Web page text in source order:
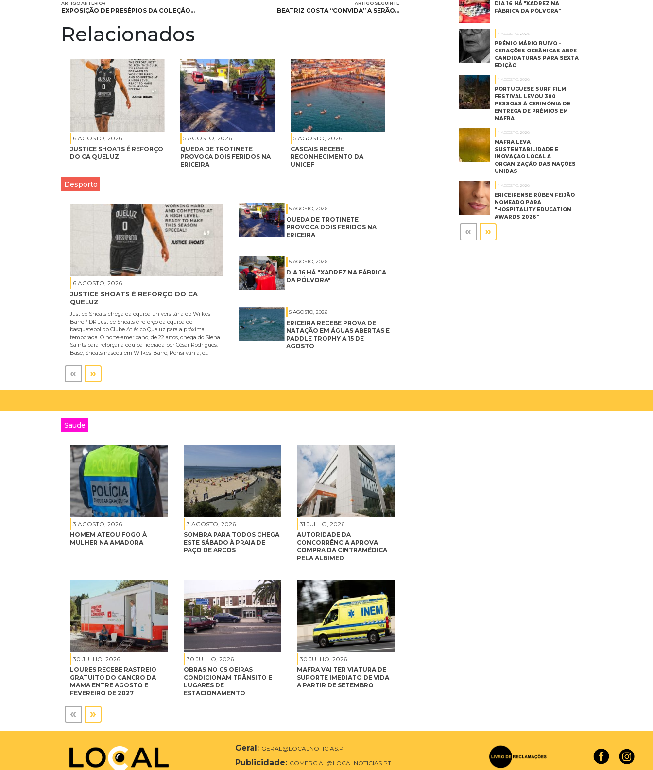
ARTIGO ANTERIOR
EXPOSIÇÃO DE PRESÉPIOS DA COLEÇÃO…
ARTIGO SEGUINTE
BEATRIZ COSTA “CONVIDA” A SERÃO…
Relacionados
6 AGOSTO, 2026
JUSTICE SHOATS É REFORÇO
DO CA QUELUZ
5 AGOSTO, 2026
QUEDA DE TROTINETE
PROVOCA DOIS FERIDOS NA
ERICEIRA
5 AGOSTO, 2026
CASCAIS RECEBE
RECONHECIMENTO DA
UNICEF
Desporto
6 AGOSTO, 2026
JUSTICE SHOATS É REFORÇO DO CA
QUELUZ
Justice Shoats chega da equipa universitária do Wilkes-
Barre / DR Justice Shoats é reforço da equipa de
basquetebol do Clube Atlético Queluz para a próxima
temporada. O norte-americano, de 22 anos, chega do Siena
Saints para reforçar a equipa liderada por César Rodrigues.
Base, Shoats nasceu em Wilkes-Barre, Pensilvânia, e…
5 AGOSTO, 2026
QUEDA DE TROTINETE
PROVOCA DOIS FERIDOS NA
ERICEIRA
5 AGOSTO, 2026
DIA 16 HÁ "XADREZ NA FÁBRICA
DA PÓLVORA"
5 AGOSTO, 2026
ERICEIRA RECEBE PROVA DE
NATAÇÃO EM ÁGUAS ABERTAS E
PADDLE TROPHY A 15 DE
AGOSTO
« »
DIA 16 HÁ "XADREZ NA
FÁBRICA DA PÓLVORA"
4 AGOSTO, 2026
PRÉMIO MÁRIO RUIVO –
GERAÇÕES OCEÂNICAS ABRE
CANDIDATURAS PARA SEXTA
EDIÇÃO
4 AGOSTO, 2026
PORTUGUESE SURF FILM
FESTIVAL LEVOU 300
PESSOAS À CERIMÓNIA DE
ENTREGA DE PRÉMIOS EM
MAFRA
4 AGOSTO, 2026
MAFRA LEVA
SUSTENTABILIDADE E
INOVAÇÃO LOCAL À
ORGANIZAÇÃO DAS NAÇÕES
UNIDAS
4 AGOSTO, 2026
ERICEIRENSE RÚBEN FEIJÃO
NOMEADO PARA
"HOSPITALITY EDUCATION
AWARDS 2026"
« »
Saude
3 AGOSTO, 2026
HOMEM ATEOU FOGO À
MULHER NA AMADORA
3 AGOSTO, 2026
SOMBRA PARA TODOS CHEGA
ESTE SÁBADO À PRAIA DE
PAÇO DE ARCOS
31 JULHO, 2026
AUTORIDADE DA
CONCORRÊNCIA APROVA
COMPRA DA CINTRAMÉDICA
PELA ALBIMED
30 JULHO, 2026
LOURES RECEBE RASTREIO
GRATUITO DO CANCRO DA
MAMA ENTRE AGOSTO E
FEVEREIRO DE 2027
30 JULHO, 2026
OBRAS NO CS OEIRAS
CONDICIONAM TRÂNSITO E
LUGARES DE
ESTACIONAMENTO
30 JULHO, 2026
MAFRA VAI TER VIATURA DE
SUPORTE IMEDIATO DE VIDA
A PARTIR DE SETEMBRO
« »
Geral: GERAL@LOCALNOTICIAS.PT
Publicidade: COMERCIAL@LOCALNOTICIAS.PT